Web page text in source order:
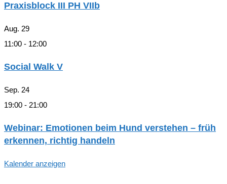
Praxisblock III PH VIIb
Aug. 29
11:00 - 12:00
Social Walk V
Sep. 24
19:00 - 21:00
Webinar: Emotionen beim Hund verstehen – früh
erkennen, richtig handeln
Kalender anzeigen